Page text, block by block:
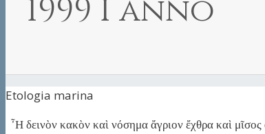
1999 I anno
Etologia marina
῏Η δεινὸν κακὸν καὶ νόσημα ἄγριον ἔχθρα καὶ μῖσος